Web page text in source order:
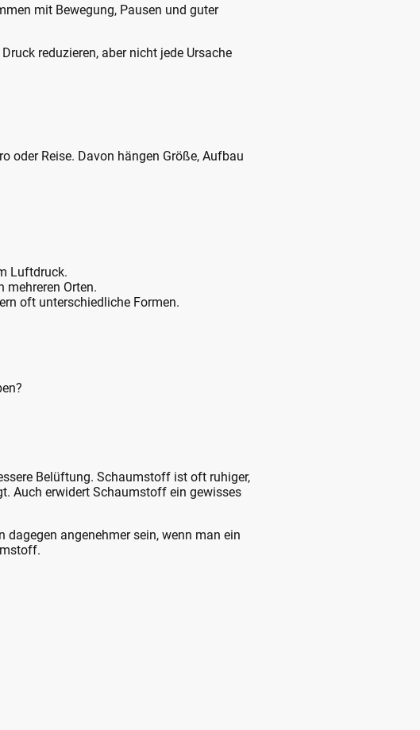
mit Bewegung, Pausen und guter
reduzieren, aber nicht jede Ursache
oder Reise. Davon hängen Größe, Aufbau
Luftdruck.
mehreren Orten.
oft unterschiedliche Formen.
Belüftung. Schaumstoff ist oft ruhiger,
Auch erwidert Schaumstoff ein gewisses
angenehmer sein, wenn man ein